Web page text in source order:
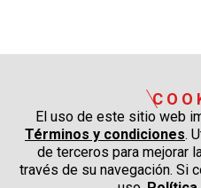
El uso de este sitio web
Términos y condiciones.
de terceros para mejorar
través de su navegación. Si